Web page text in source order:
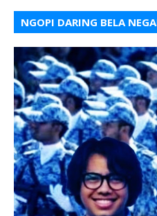
NGOPI DARING BELA